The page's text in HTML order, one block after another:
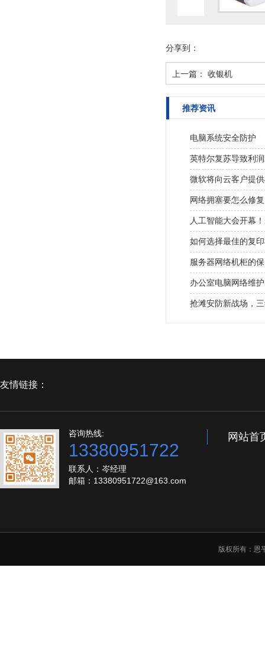
分享到：
上一篇： 收银机
推荐资讯
电脑系统安全防护
英特尔复苏导致利
微软将向云客户提
网络拥塞要怎么修
人工智能大会开幕
如何选择最佳的复
服务器网络机柜的
办公室电脑网络维
抢滩安防新战场，
友情链接：
咨询热线:
13380951722
联系人：岑经理
邮箱：13380951722@163.com
网站首
版权所有：恩